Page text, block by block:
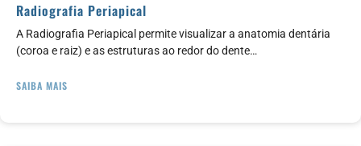
Radiografia Periapical
A Radiografia Periapical permite visualizar a anatomia dentária
(coroa e raiz) e as estruturas ao redor do dente…
SAIBA MAIS